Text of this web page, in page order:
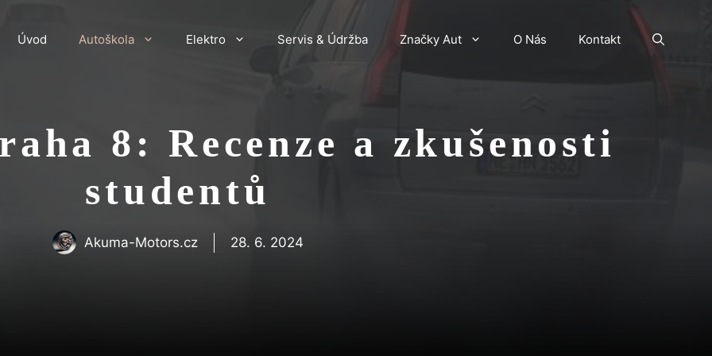
Úvod Autoškola Elektro Servis & Údržba Značky Aut O Nás Kontakt
8: Recenze a zkušenosti
studentů
Akuma-Motors.cz 28. 6. 2024